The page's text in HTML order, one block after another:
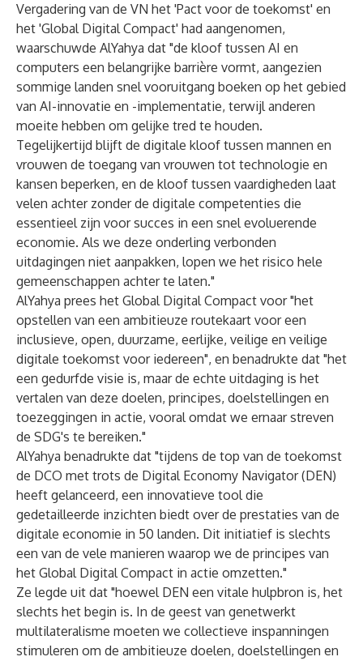
Vergadering van de VN het 'Pact voor de toekomst' en
het 'Global Digital Compact' had aangenomen,
waarschuwde AlYahya dat "de kloof tussen AI en
computers een belangrijke barrière vormt, aangezien
sommige landen snel vooruitgang boeken op het gebied
van AI-innovatie en -implementatie, terwijl anderen
moeite hebben om gelijke tred te houden.
Tegelijkertijd blijft de digitale kloof tussen mannen en
vrouwen de toegang van vrouwen tot technologie en
kansen beperken, en de kloof tussen vaardigheden laat
velen achter zonder de digitale competenties die
essentieel zijn voor succes in een snel evoluerende
economie. Als we deze onderling verbonden
uitdagingen niet aanpakken, lopen we het risico hele
gemeenschappen achter te laten."
AlYahya prees het Global Digital Compact voor "het
opstellen van een ambitieuze routekaart voor een
inclusieve, open, duurzame, eerlijke, veilige en veilige
digitale toekomst voor iedereen", en benadrukte dat "het
een gedurfde visie is, maar de echte uitdaging is het
vertalen van deze doelen, principes, doelstellingen en
toezeggingen in actie, vooral omdat we ernaar streven
de SDG's te bereiken."
AlYahya benadrukte dat "tijdens de top van de toekomst
de DCO met trots de Digital Economy Navigator (DEN)
heeft gelanceerd, een innovatieve tool die
gedetailleerde inzichten biedt over de prestaties van de
digitale economie in 50 landen. Dit initiatief is slechts
een van de vele manieren waarop we de principes van
het Global Digital Compact in actie omzetten."
Ze legde uit dat "hoewel DEN een vitale hulpbron is, het
slechts het begin is. In de geest van genetwerkt
multilateralisme moeten we collectieve inspanningen
stimuleren om de ambitieuze doelen, doelstellingen en